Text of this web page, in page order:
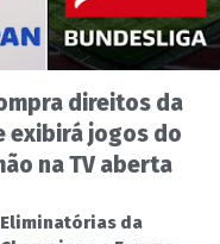
direitos da
exibirá jogos do
na TV aberta
Eliminatórias da